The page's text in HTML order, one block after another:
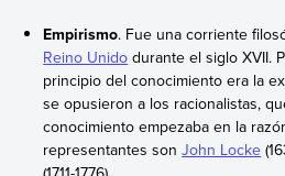
Empirismo. Fue una corriente
Reino Unido durante el siglo XVII.
principio del conocimiento era la
se opusieron a los racionalistas,
conocimiento empezaba en la
representantes sonJohn Locke